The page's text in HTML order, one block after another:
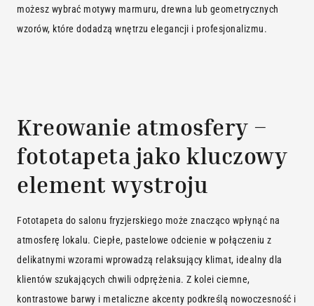
możesz wybrać motywy marmuru, drewna lub geometrycznych
wzorów, które dodadzą wnętrzu elegancji i profesjonalizmu.
Kreowanie atmosfery –
fototapeta jako kluczowy
element wystroju
Fototapeta do salonu fryzjerskiego może znacząco wpłynąć na
atmosferę lokalu. Ciepłe, pastelowe odcienie w połączeniu z
delikatnymi wzorami wprowadzą relaksujący klimat, idealny dla
klientów szukających chwili odprężenia. Z kolei ciemne,
kontrastowe barwy i metaliczne akcenty podkreślą nowoczesność i